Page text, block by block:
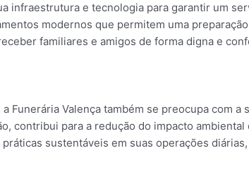
infraestrutura e tecnologia para garantir um
modernos que permitem uma
familiares e amigos de forma digna e
Funerária Valença também se preocupa com a
contribui para a redução do impacto ambiental
sustentáveis em suas operações